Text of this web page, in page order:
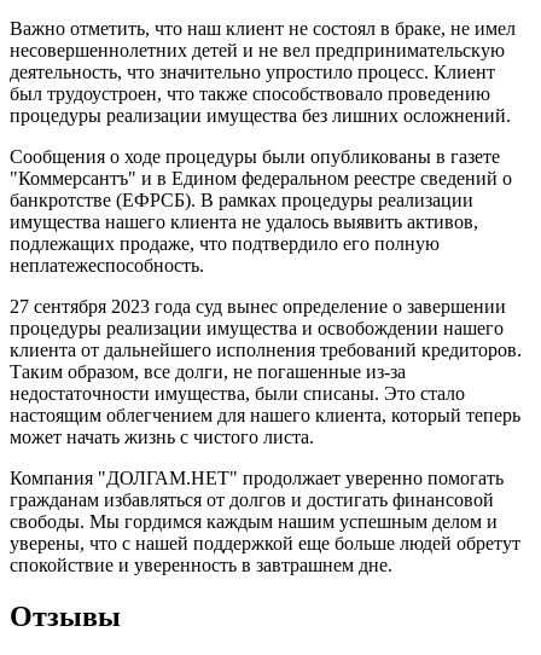
Важно отметить, что наш клиент не состоял в браке, не имел
несовершеннолетних детей и не вел предпринимательскую
деятельность, что значительно упростило процесс. Клиент
был трудоустроен, что также способствовало проведению
процедуры реализации имущества без лишних осложнений.
Сообщения о ходе процедуры были опубликованы в газете
"Коммерсантъ" и в Едином федеральном реестре сведений о
банкротстве (ЕФРСБ). В рамках процедуры реализации
имущества нашего клиента не удалось выявить активов,
подлежащих продаже, что подтвердило его полную
неплатежеспособность.
27 сентября 2023 года суд вынес определение о завершении
процедуры реализации имущества и освобождении нашего
клиента от дальнейшего исполнения требований кредиторов.
Таким образом, все долги, не погашенные из-за
недостаточности имущества, были списаны. Это стало
настоящим облегчением для нашего клиента, который теперь
может начать жизнь с чистого листа.
Компания "ДОЛГАМ.НЕТ" продолжает уверенно помогать
гражданам избавляться от долгов и достигать финансовой
свободы. Мы гордимся каждым нашим успешным делом и
уверены, что с нашей поддержкой еще больше людей обретут
спокойствие и уверенность в завтрашнем дне.
Отзывы